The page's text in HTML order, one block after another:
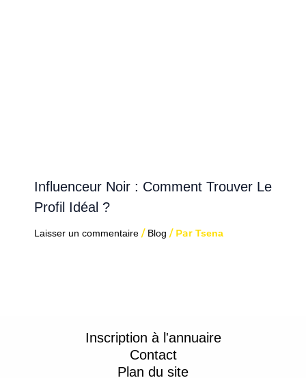
Influenceur Noir : Comment Trouver Le
Profil Idéal ?
Laisser un commentaire / Blog / Par Tsena
Inscription à l'annuaire
Contact
Plan du site